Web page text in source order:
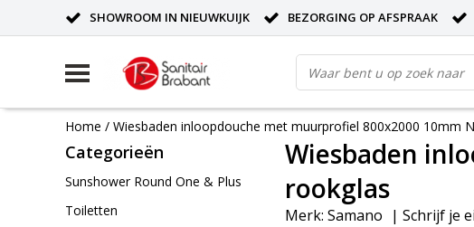
SHOWROOM IN NIEUWKUIJK BEZORGING OP AFSPRAAK
Home / Wiesbaden inloopdouche met muurprofiel 800x2000 10mm
Categorieën
Sunshower Round One & Plus
Toiletten
Wiesbaden
rookglas
Merk: Samano | Schrijf je